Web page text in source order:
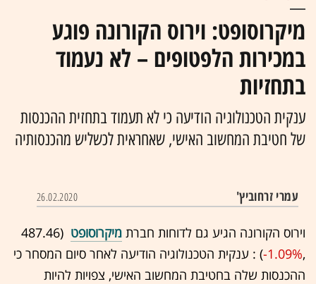
מיקרוסופט: וירוס הקורונה פוגע
במכירות הלפטופים – לא נעמוד
בתחזיות
ענקית הטכנולוגיה הודיעה כי לא תעמוד בתחזית ההכנסות
של חטיבת המחשוב האישי, שאחראית לכשליש מהכנסותיה
עמרי זרחוביץ' 26.02.2020
וירוס הקורונה הגיע גם לדוחות חברת מיקרוסופט
(487.46
,‎
-1.09%‏) : ענקית הטכנולוגיה הודיעה לאחר סיום המסחר כי
ההכנסות שלה בחטיבת המחשוב האישי, צפויות להיות